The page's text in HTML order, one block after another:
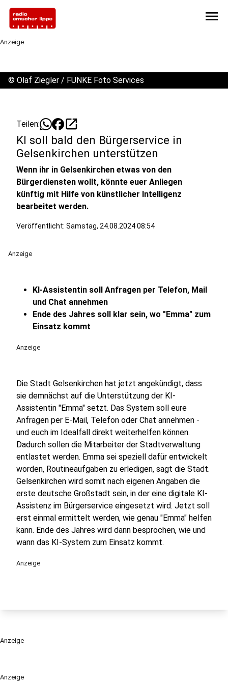
menu
Anzeige
Anzeige
© Olaf Ziegler / FUNKE Foto Services
Teilen: open_in_new
KI soll bald den Bürgerservice in
Gelsenkirchen unterstützen
Wenn ihr in Gelsenkirchen etwas von den
Bürgerdiensten wollt, könnte euer Anliegen
künftig mit Hilfe von künstlicher Intelligenz
bearbeitet werden.
Veröffentlicht: Samstag, 24.08.2024 08:54
Anzeige
KI-Assistentin soll Anfragen per Telefon, Mail
und Chat annehmen
Ende des Jahres soll klar sein, wo "Emma" zum
Einsatz kommt
Anzeige
Die Stadt Gelsenkirchen hat jetzt angekündigt, dass
sie demnächst auf die Unterstützung der KI-
Assistentin "Emma" setzt. Das System soll eure
Anfragen per E-Mail, Telefon oder Chat annehmen -
und euch im Idealfall direkt weiterhelfen können.
Dadurch sollen die Mitarbeiter der Stadtverwaltung
entlastet werden. Emma sei speziell dafür entwickelt
worden, Routineaufgaben zu erledigen, sagt die Stadt.
Gelsenkirchen wird somit nach eigenen Angaben die
erste deutsche Großstadt sein, in der eine digitale KI-
Assistenz im Bürgerservice eingesetzt wird. Jetzt soll
erst einmal ermittelt werden, wie genau "Emma" helfen
kann. Ende des Jahres wird dann besprochen, wie und
wann das KI-System zum Einsatz kommt.
Anzeige
Anzeige